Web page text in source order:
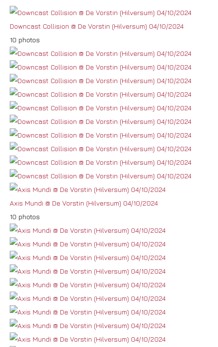
Downcast Collision @ De Vorstin (Hilversum) 04/10/2024
10 photos
Axis Mundi @ De Vorstin (Hilversum) 04/10/2024
10 photos